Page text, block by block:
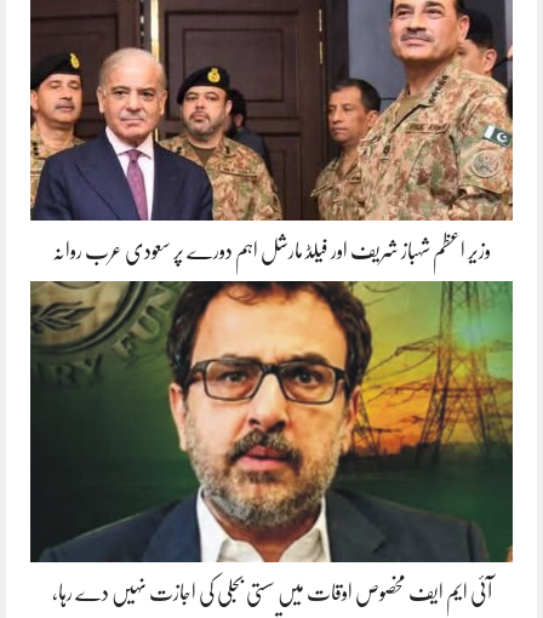
وزیر اعظم شہباز شریف اور فیلڈ مارشل اہم دورے پر سعودی عرب روانہ
آئی ایم ایف مخصوص اوقات میں سستی بجلی کی اجازت نہیں دے رہا،